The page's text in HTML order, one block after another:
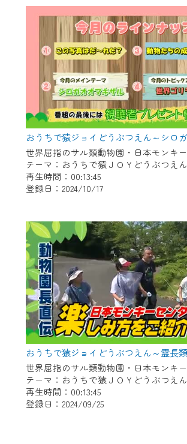
テーマ：おうちで猿ＪＯＹどうぶつえん
再生時間：00:13:45
登録日：2024/10/17
テーマ：おうちで猿ＪＯＹどうぶつえん
再生時間：00:13:45
登録日：2024/09/25